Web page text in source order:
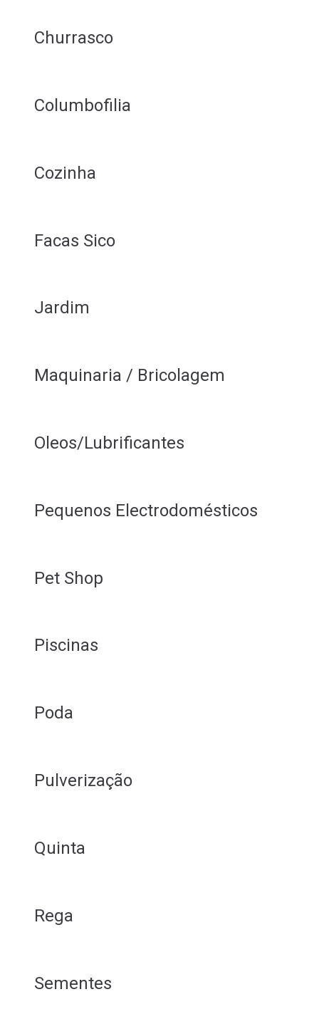
Churrasco
Columbofilia
Cozinha
Facas Sico
Jardim
Maquinaria / Bricolagem
Oleos/Lubrificantes
Pequenos Electrodomésticos
Pet Shop
Piscinas
Poda
Pulverização
Quinta
Rega
Sementes